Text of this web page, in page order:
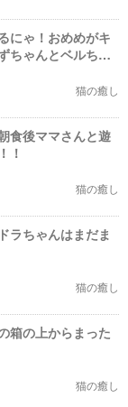
にゃ！おめめがキ
ちゃんとベルちゃ
猫の癒し
食後ママさんと遊
！
猫の癒し
ラちゃんはまだま
猫の癒し
箱の上からまった
猫の癒し